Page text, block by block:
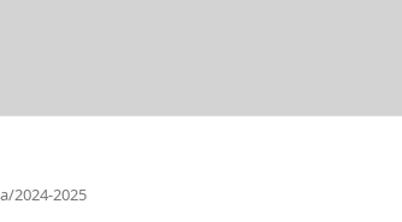
2024-2025